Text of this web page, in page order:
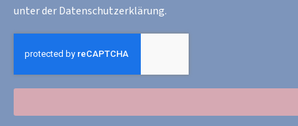
unter der Datenschutzerklärung.